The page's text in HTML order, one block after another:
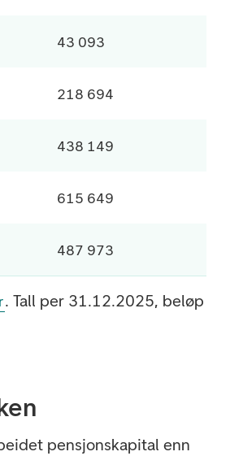
43 093
218 694
438 149
615 649
487 973
. Tall per 31.12.2025, beløp
pensjonskapital enn